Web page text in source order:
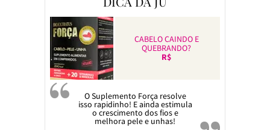
CABELO CAINDO E
QUEBRANDO?
R$
O Suplemento Força resolve
isso rapidinho! E ainda estimula
o crescimento dos fios e
melhora pele e unhas!